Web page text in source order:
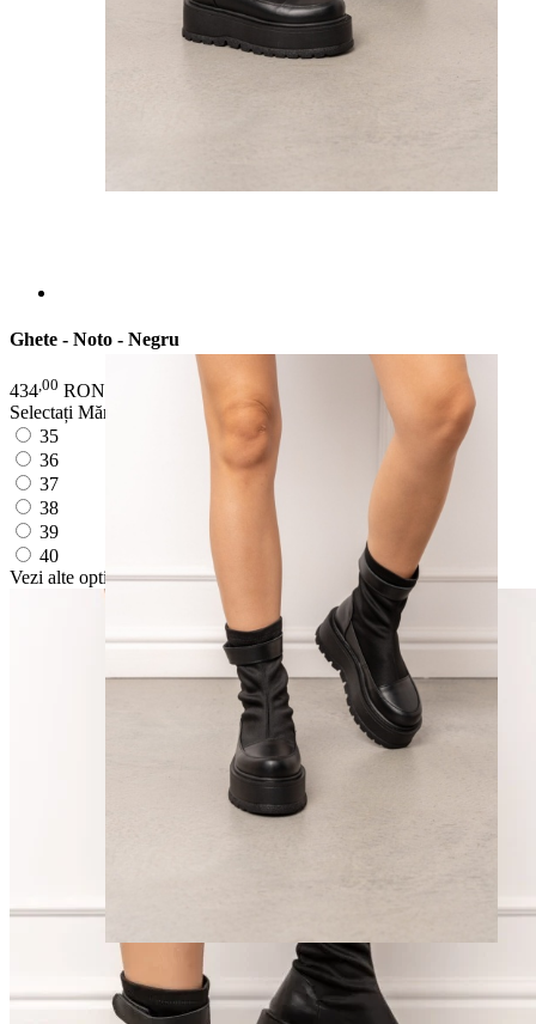
Ghete - Noto - Negru
434 ,00 RON RON
valabil pana la 15 aug.
Selectați Mărimea:
35
36
37
38
39
40
Vezi alte optiuni